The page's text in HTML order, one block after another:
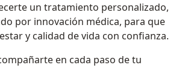
un tratamiento personalizado,
por innovación médica, para que
y calidad de vida con confianza.
en cada paso de tu